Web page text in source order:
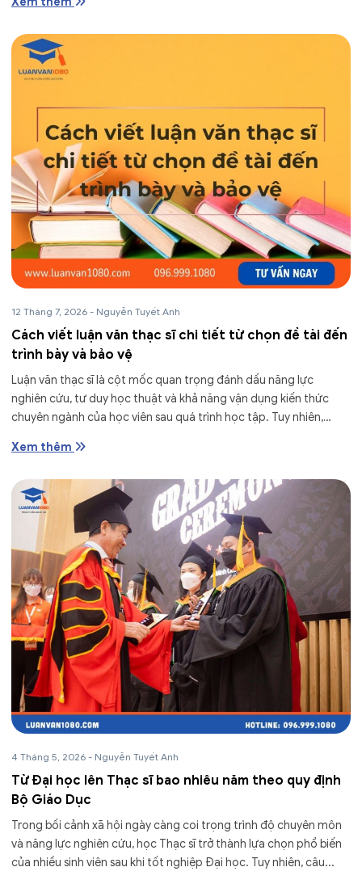
12 Tháng 7, 2026 - Nguyễn Tuyết Anh
Cách viết luận văn thạc sĩ chi tiết từ chọn đề tài đến
trình bày và bảo vệ
Luận văn thạc sĩ là cột mốc quan trọng đánh dấu năng lực
nghiên cứu, tư duy học thuật và khả năng vận dụng kiến thức
chuyên ngành của học viên sau quá trình học tập. Tuy nhiên,
Xem thêm
4 Tháng 5, 2026 - Nguyễn Tuyết Anh
Từ Đại học lên Thạc sĩ bao nhiêu năm theo quy định
Bộ Giáo Dục
Trong bối cảnh xã hội ngày càng coi trọng trình độ chuyên môn
và năng lực nghiên cứu, học Thạc sĩ trở thành lựa chọn phổ biến
của nhiều sinh viên sau khi tốt nghiệp Đại học. Tuy nhiên, câu...